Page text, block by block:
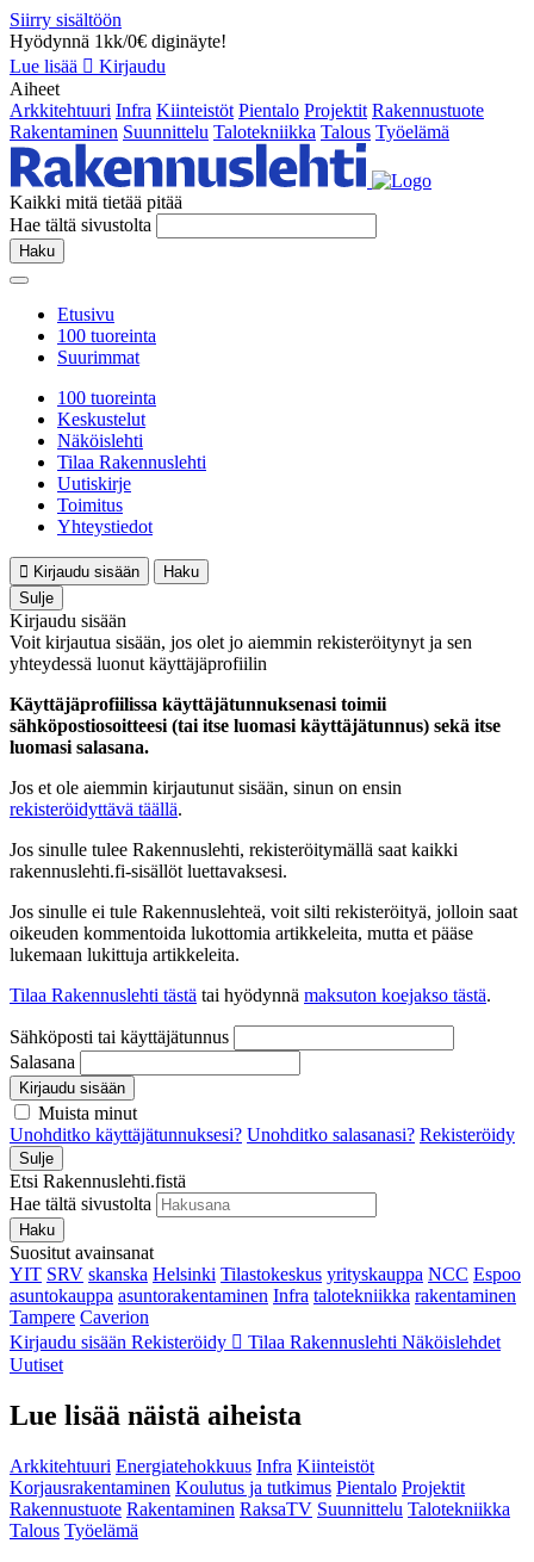
Siirry sisältöön
Hyödynnä 1kk/0€ diginäyte!
Lue lisää
Kirjaudu
Aiheet
Arkkitehtuuri Infra Kiinteistöt Pientalo Projektit Rakennustuote
Rakentaminen Suunnittelu Talotekniikka Talous Työelämä
Kaikki mitä tietää pitää
Hae tältä sivustolta
Haku
Etusivu
100 tuoreinta
Suurimmat
100 tuoreinta
Keskustelut
Näköislehti
Tilaa Rakennuslehti
Uutiskirje
Toimitus
Yhteystiedot
Kirjaudu sisään
Haku
Sulje
Kirjaudu sisään
Voit kirjautua sisään, jos olet jo aiemmin rekisteröitynyt ja sen
yhteydessä luonut käyttäjäprofiilin
Käyttäjäprofiilissa käyttäjätunnuksenasi toimii
sähköpostiosoitteesi (tai itse luomasi käyttäjätunnus) sekä itse
luomasi salasana.
Jos et ole aiemmin kirjautunut sisään, sinun on ensin
rekisteröidyttävä täällä.
Jos sinulle tulee Rakennuslehti, rekisteröitymällä saat kaikki
rakennuslehti.fi-sisällöt luettavaksesi.
Jos sinulle ei tule Rakennuslehteä, voit silti rekisteröityä, jolloin saat
oikeuden kommentoida lukottomia artikkeleita, mutta et pääse
lukemaan lukittuja artikkeleita.
Tilaa Rakennuslehti tästä tai hyödynnä maksuton koejakso tästä.
Sähköposti tai käyttäjätunnus
Salasana
Kirjaudu sisään
Muista minut
Unohditko käyttäjätunnuksesi? Unohditko salasanasi? Rekisteröidy
Sulje
Etsi Rakennuslehti.fistä
Hae tältä sivustolta
Haku
Suositut avainsanat
YIT SRV skanska Helsinki Tilastokeskus yrityskauppa NCC Espoo
asuntokauppa asuntorakentaminen Infra talotekniikka rakentaminen
Tampere Caverion
Kirjaudu sisään Rekisteröidy Tilaa Rakennuslehti Näköislehdet
Uutiset
Lue lisää näistä aiheista
Arkkitehtuuri Energiatehokkuus Infra Kiinteistöt
Korjausrakentaminen Koulutus ja tutkimus Pientalo Projektit
Rakennustuote Rakentaminen RaksaTV Suunnittelu Talotekniikka
Talous Työelämä